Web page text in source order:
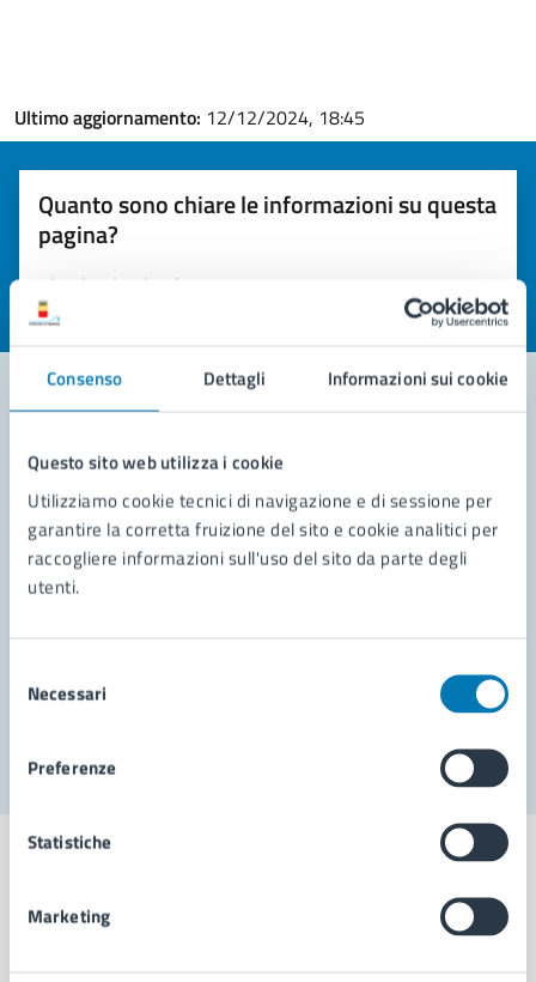
Consenso Dettagli Informazioni sui cookie
Questo sito web utilizza i cookie
Utilizziamo cookie tecnici di navigazione e di sessione per
garantire la corretta fruizione del sito e cookie analitici per
raccogliere informazioni sull'uso del sito da parte degli
utenti.
delNecessari
Preferenze
Statistiche
Marketing
Ultimo aggiornamento: 12/12/2024, 18:45
Quanto sono chiare le informazioni su questa
pagina?
Valuta la chiarezza delle informazioni (da 1 a 5 stelle)
Seleziona il numero di stelle per valutare la chiarezza delle
Valuta 1 stelle su 5
Contatta il comune
Leggi le domande frequenti
Richiedi assistenza